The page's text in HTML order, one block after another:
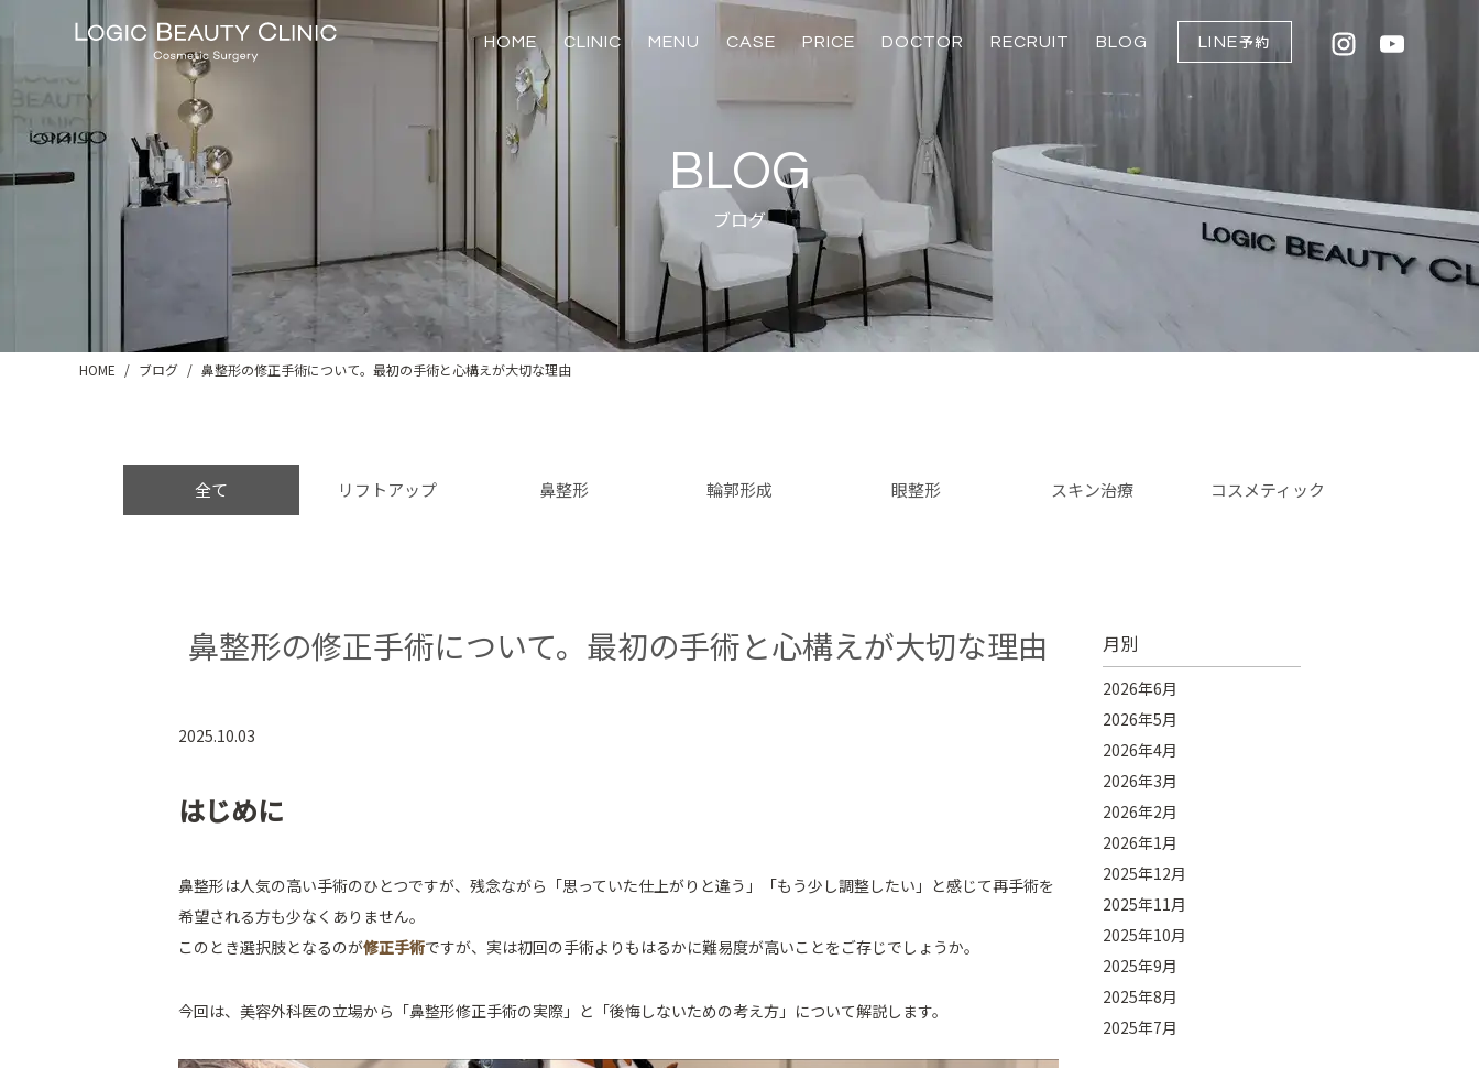
HOME CLINIC MENU
たるみ治療
脂肪吸引、脂肪注入
輪郭骨切り
美肌治療
たるみ治療
注入治療
スキンプログラム
美容内服、注射・点滴
化粧品
CASE PRICE DOCTOR RECRUIT BLOG LINE予約
BLOG
ブログ
HOME ブログ 鼻整形の修正手術について。最初の手術と心構えが大切な理由
全て リフトアップ 鼻整形 輪郭形成 眼整形 スキン治療 コスメティック
鼻整形の修正手術について。最初の手術と心構えが大切な理由
2025.10.03
はじめに
鼻整形は人気の高い手術のひとつですが、残念ながら「思っていた仕上がりと違う」「もう少し調整したい」と感じて再手術を
希望される方も少なくありません。
このとき選択肢となるのが修正手術ですが、実は初回の手術よりもはるかに難易度が高いことをご存じでしょうか。
今回は、美容外科医の立場から「鼻整形修正手術の実際」と「後悔しないための考え方」について解説します。
月別
2026年6月
2026年5月
2026年4月
2026年3月
2026年2月
2026年1月
2025年12月
2025年11月
2025年10月
2025年9月
2025年8月
2025年7月